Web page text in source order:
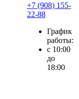
+7 (908) 155-
22-88
График
работы:
с 10:00
до
18:00